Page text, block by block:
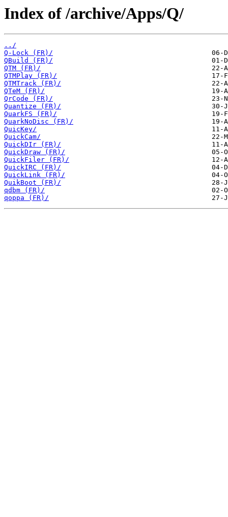
Index of /archive/Apps/Q/
../
Q-Lock (FR)/
QBuild (FR)/
QTM (FR)/
QTMPlay (FR)/
QTMTrack (FR)/
QTeM (FR)/
QrCode (FR)/
Quantize (FR)/
QuarkFS (FR)/
QuarkNoDisc (FR)/
QuicKey/
QuickCam/
QuickDIr (FR)/
QuickDraw (FR)/
QuickFiler (FR)/
QuickIRC (FR)/
QuickLink (FR)/
QuikBoot (FR)/
qdbm (FR)/
qoppa (FR)/